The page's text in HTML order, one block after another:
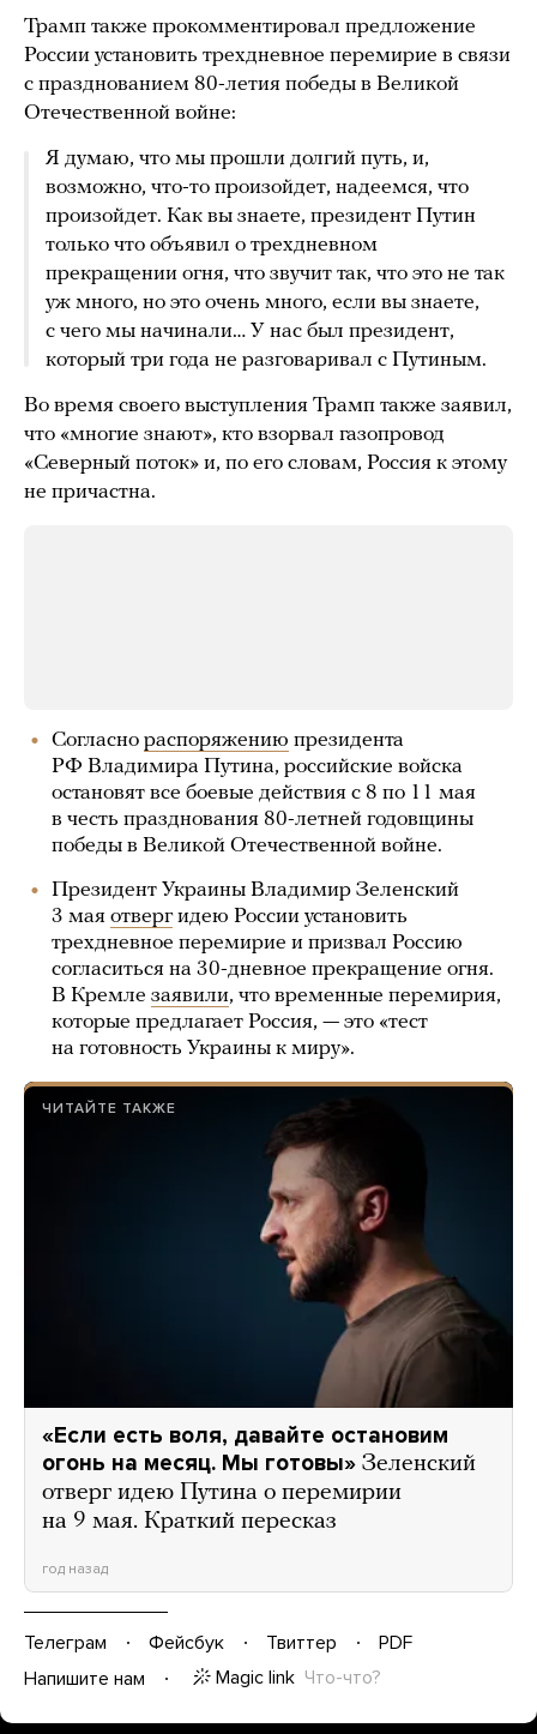
Трамп также прокомментировал предложение
России установить трехдневное перемирие в связи
с празднованием 80-летия победы в Великой
Отечественной войне:
Я думаю, что мы прошли долгий путь, и,
возможно, что-то произойдет, надеемся, что
произойдет. Как вы знаете, президент Путин
только что объявил о трехдневном
прекращении огня, что звучит так, что это не так
уж много, но это очень много, если вы знаете,
с чего мы начинали… У нас был президент,
который три года не разговаривал с Путиным.
Во время своего выступления Трамп также заявил,
что «многие знают», кто взорвал газопровод
«Северный поток» и, по его словам, Россия к этому
не причастна.
Согласно распоряжению президента
РФ Владимира Путина, российские войска
остановят все боевые действия с 8 по 11 мая
в честь празднования 80-летней годовщины
победы в Великой Отечественной войне.
Президент Украины Владимир Зеленский
3 мая отвергидею России установить
трехдневное перемирие и призвал Россию
согласиться на 30-дневное прекращение огня.
В Кремле заявили, что временные перемирия,
которые предлагает Россия, — это «тест
на готовность Украины к миру».
ЧИТАЙТЕ ТАКЖЕ
«Если есть воля, давайте остановим
огонь на месяц. Мы готовы» Зеленский
отверг идею Путина о перемирии
на 9 мая. Краткий пересказ
год назад
Телеграм Фейсбук Твиттер
PDF
Напишите нам
Magic link Что-что?